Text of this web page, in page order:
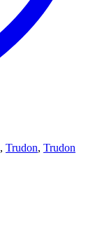
, Trudon, Trudon